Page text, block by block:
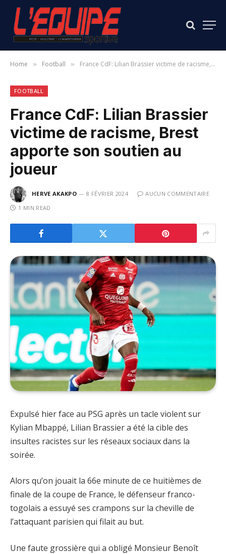
Home » Football » France CdF: Lilian Brassier victime de racisme, Brest apporte son soutien au joueur
FOOTBALL
France CdF: Lilian Brassier
victime de racisme, Brest
apporte son soutien au
joueur
HERVE AKAKPO 8 FÉVRIER 2024
AUCUN COMMENTAIRE
1 MIN READ
Expulsé hier face au PSG après un tacle violent sur
Kylian Mbappé, Lilian Brassier a été la cible des
insultes racistes sur les réseaux sociaux dans la
soirée.
Alors qu’on jouait la 66e minute de ce huitièmes de
finale de la coupe de France, le défenseur franco-
togolais a essuyé ses crampons sur la cheville de
l’attaquant parisien qui filait au but.
Une faute grossière qui a obligé Monsieur Benoît